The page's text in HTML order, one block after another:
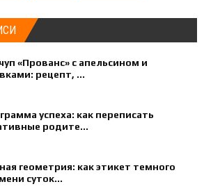
«Прованс» с апельсином и
рецепт, ...
успеха: как переписать
родите...
геометрия: как этикет темного
суток...